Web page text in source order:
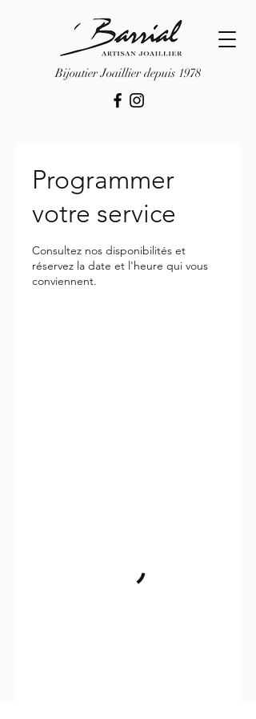
Bijoutier Joaillier depuis 1978
Programmer
votre service
Consultez nos disponibilités et
réservez la date et l'heure qui vous
conviennent.